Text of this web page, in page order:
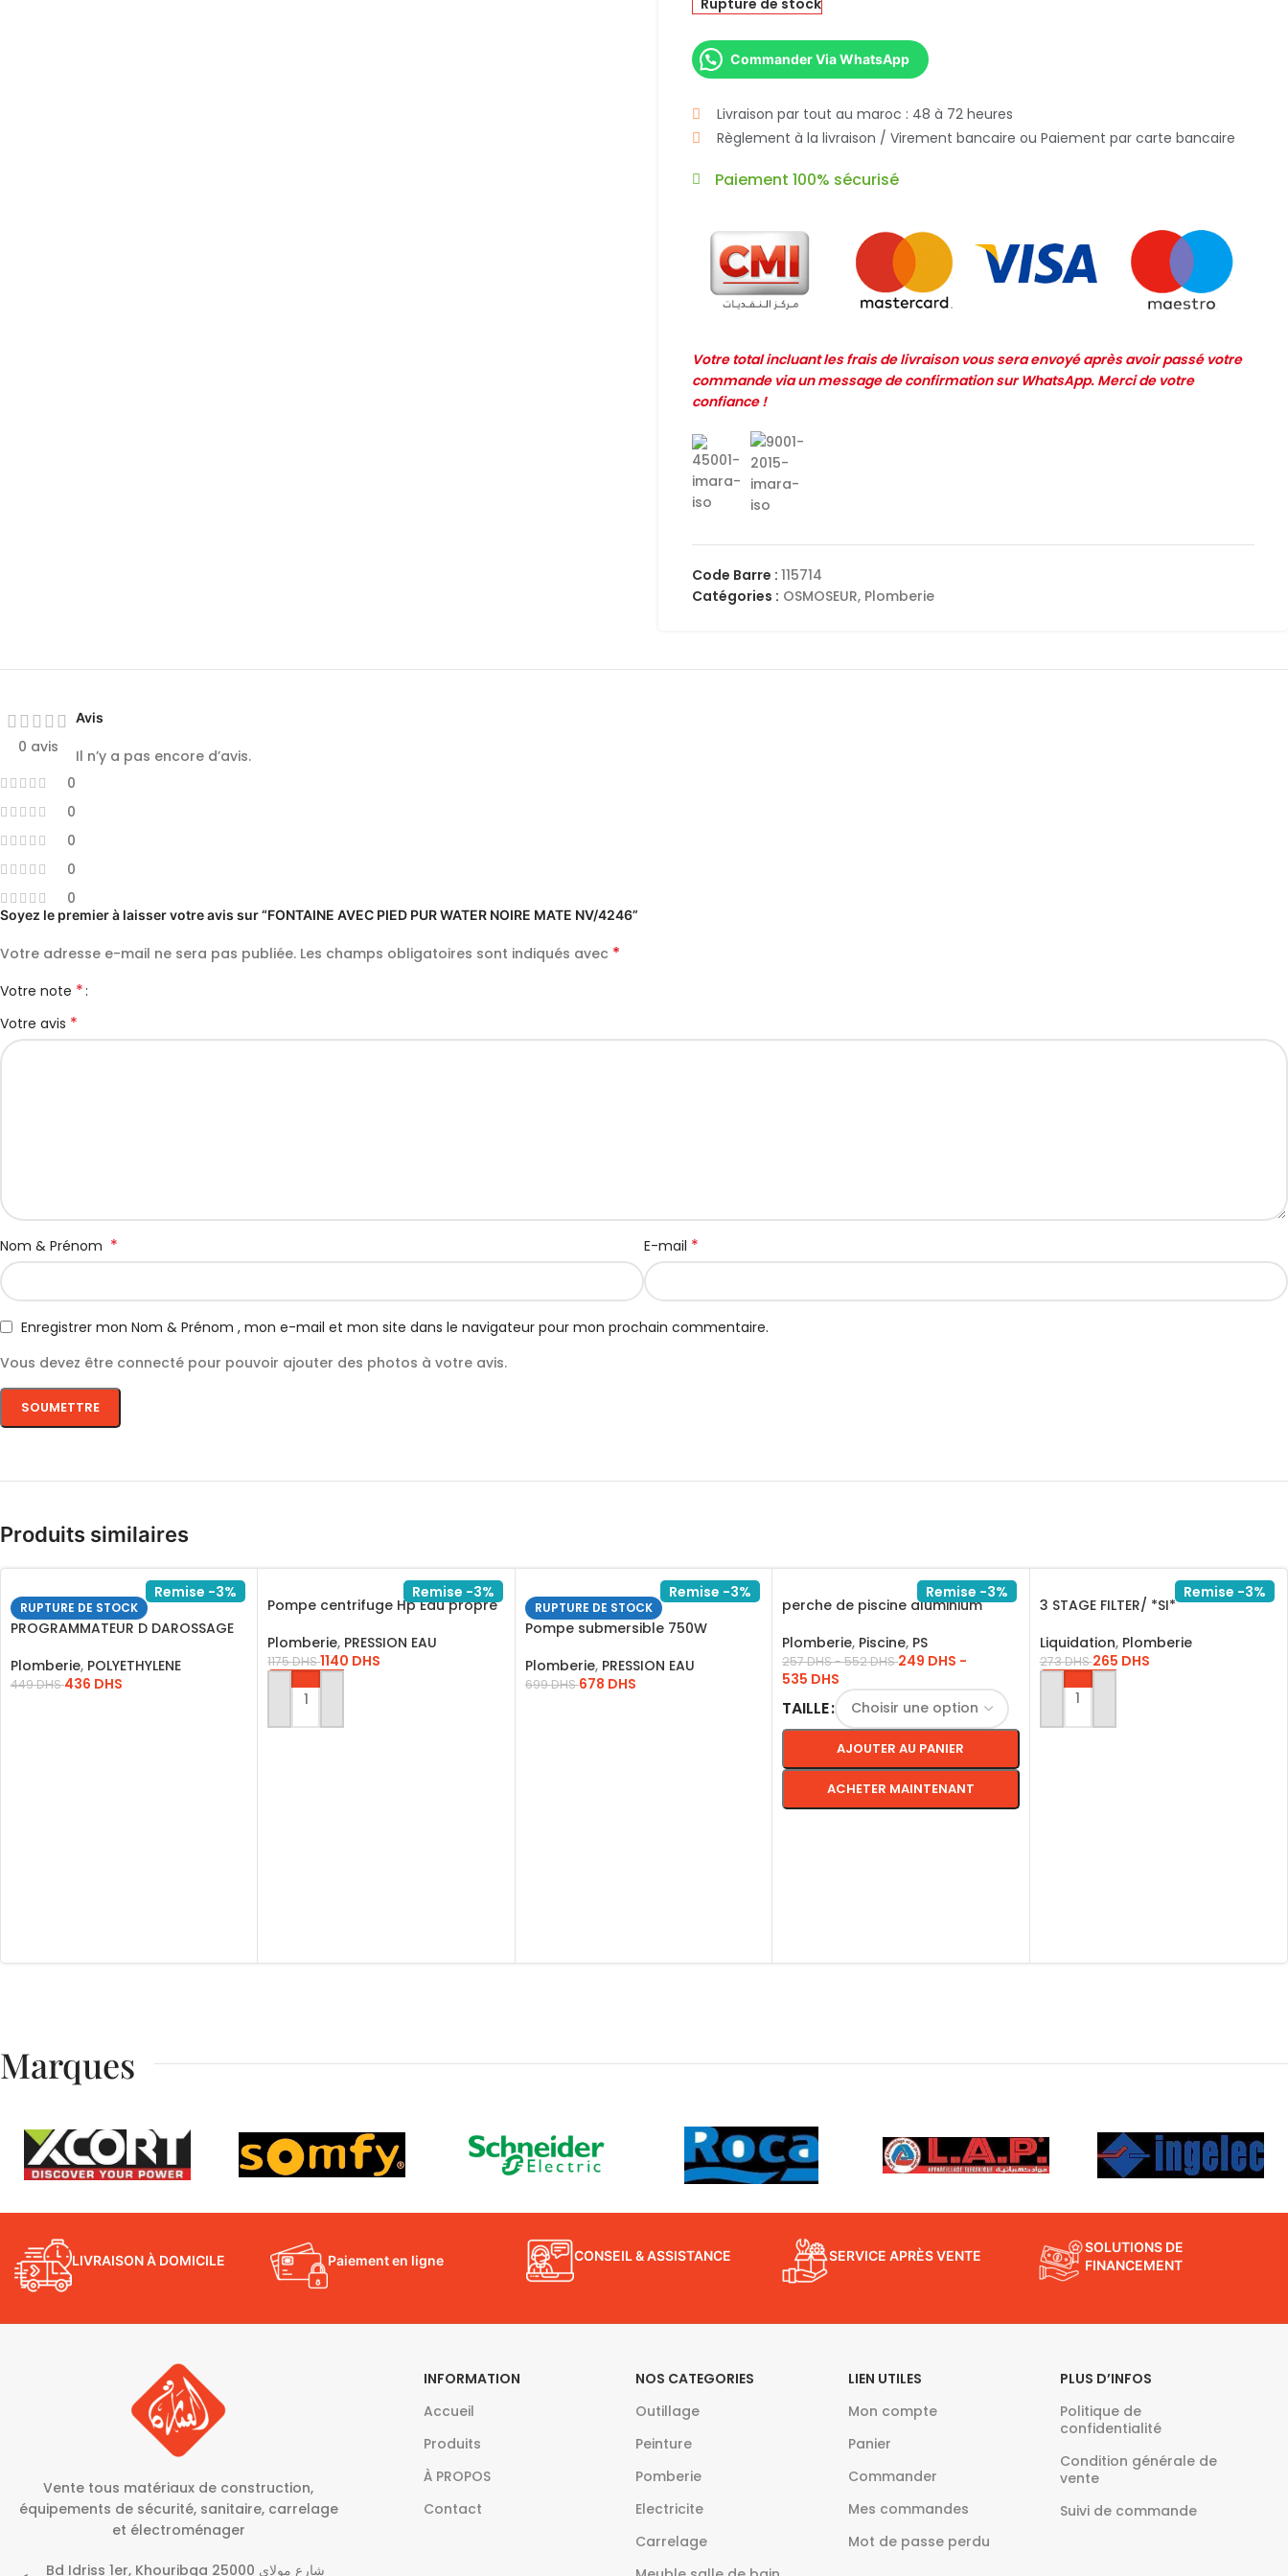
Rupture de stock
Commander Via WhatsApp
Livraison par tout au maroc : 48 à 72 heures
Règlement à la livraison / Virement bancaire ou Paiement par carte bancaire
Paiement 100% sécurisé
Votre total incluant les frais de livraison vous sera envoyé après avoir passé votre
commande via un message de confirmation sur WhatsApp. Merci de votre
confiance !
Code Barre : 115714
Catégories : OSMOSEUR, Plomberie
0 avis
0
0
0
0
0
Avis
Il n’y a pas encore d’avis.
Soyez le premier à laisser votre avis sur “FONTAINE AVEC PIED PUR WATER NOIRE MATE NV/4246”
Votre adresse e-mail ne sera pas publiée. Les champs obligatoires sont indiqués avec *
Votre note *
Votre avis *
Nom & Prénom * E-mail *
Enregistrer mon Nom & Prénom , mon e-mail et mon site dans le navigateur pour mon prochain commentaire.
Vous devez être connecté pour pouvoir ajouter des photos à votre avis.
Produits similaires
Remise -3%
RUPTURE DE STOCK
PROGRAMMATEUR D DAROSSAGE
Plomberie, POLYETHYLENE
449DHS 436 DHS
Remise -3%
Pompe centrifuge Hp Eau propre
Plomberie, PRESSION EAU
1175DHS1140 DHS
AJOUTER AU PANIER
Remise -3%
RUPTURE DE STOCK
Pompe submersible 750W
Plomberie, PRESSION EAU
699DHS678 DHS
Remise -3%
perche de piscine aluminium
Plomberie, Piscine, PS
257DHS-552DHS 249 DHS -
535 DHS
TAILLE
AJOUTER AU PANIER
ACHETER MAINTENANT
Remise -3%
3 STAGE FILTER/ *SI*
Liquidation, Plomberie
273DHS265 DHS
AJOUTER AU PANIER
Marques
LIVRAISON À DOMICILE Paiement en ligne CONSEIL & ASSISTANCE SERVICE APRÈS VENTE
SOLUTIONS DE
FINANCEMENT
Vente tous matériaux de construction,
équipements de sécurité, sanitaire, carrelage
et électroménager
Bd Idriss 1er, Khouribga 25000 شارع مولاي
INFORMATION
Accueil
Produits
À PROPOS
Contact
NOS CATEGORIES
Outillage
Peinture
Pomberie
Electricite
Carrelage
LIEN UTILES
Mon compte
Panier
Commander
Mes commandes
Mot de passe perdu
PLUS D’INFOS
Politique de
confidentialité
Condition générale de
vente
Suivi de commande